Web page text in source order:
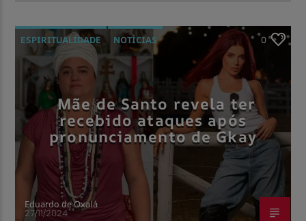
ESPIRITUALIDADE NOTÍCIAS 0
Mãe de Santo revela ter
recebido ataques após
pronunciamento de Gkay
Eduardo de Oxalá
27/11/2024